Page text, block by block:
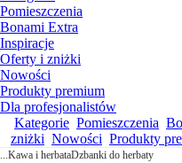
Pomieszczenia
Bonami Extra
Inspiracje
Oferty i zniżki
Nowości
Produkty premium
Dla profesjonalistów
Kategorie Pomieszczenia
zniżki Nowości Produkty
...Kawa i herbataDzbanki do herbaty